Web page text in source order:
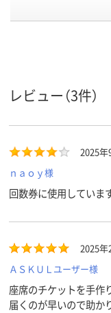
料・顔料）、レ
ドットプリ
ーザープリ
クジェット（
料）、レーザ
インクジェ
トプリンタ
ープリンタ、
ェット（染料
レーザー、コ
レビュー（3件）
2025年
ｎａｏｙ様
回数券に使用していま
2025年
ＡＳＫＵＬユーザー様
座席のチケットを手作
届くのが早いので助か